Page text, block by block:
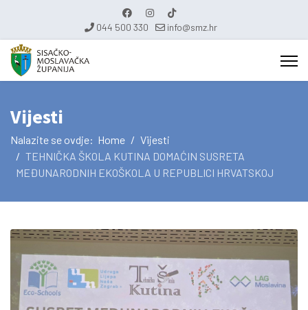
044 500 330 info@smz.hr
Vijesti
Nalazite se ovdje: Home
Vijesti
TEHNIČKA ŠKOLA KUTINA DOMAĆIN SUSRETA
MEĐUNARODNIH EKOŠKOLA U REPUBLICI HRVATSKOJ